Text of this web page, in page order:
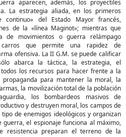
aparecen, además, los proyectiles
La estrategia aliada, en los primeros
del Estado Mayor fran­cés,
de la «línea Maginot»; mientras que
de movimientos o guerra relámpago
carros que permite una rapidez de
ofensiva. La II G.M. se puede calificar
abarca la táctica, la estrategia, el
los recursos para hacer frente a la
para mantener la moral, la
la movilización total de la población
los bombardeos masivos de
y destruyen moral, los campos de
de enemigos ideológicos y organizan
el espionaje funciona al máximo,
resistencia preparan el terreno de la